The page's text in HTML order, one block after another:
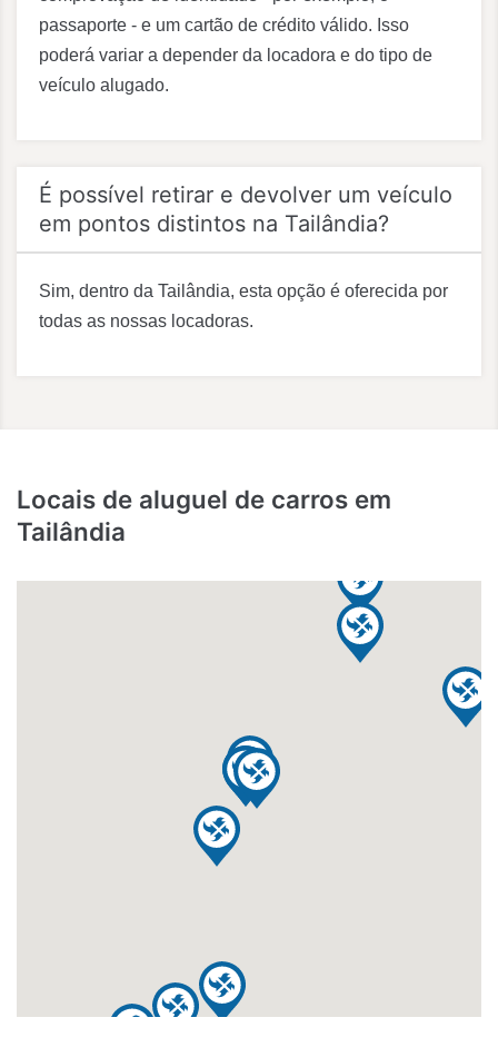
passaporte - e um cartão de crédito válido. Isso
poderá variar a depender da locadora e do tipo de
veículo alugado.
É possível retirar e devolver um veículo
em pontos distintos na Tailândia?
Sim, dentro da Tailândia, esta opção é oferecida por
todas as nossas locadoras.
Locais de aluguel de carros em
Tailândia